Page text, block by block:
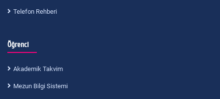
Telefon Rehberi
Öğrenci
Akademik Takvim
Mezun Bilgi Sistemi